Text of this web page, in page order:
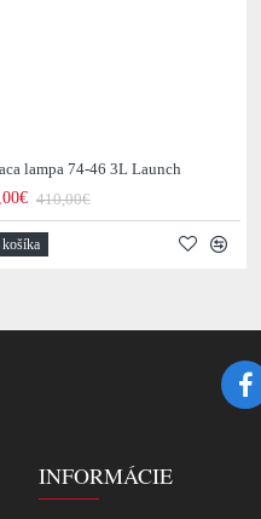
lampa 74-46 3L Launch
410,00€
INFORMÁCIE